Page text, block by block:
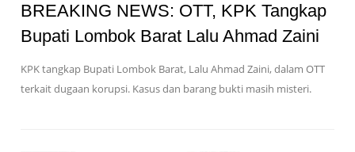
BREAKING NEWS: OTT, KPK Tangkap
Bupati Lombok Barat Lalu Ahmad Zaini
KPK tangkap Bupati Lombok Barat, Lalu Ahmad Zaini, dalam OTT
terkait dugaan korupsi. Kasus dan barang bukti masih misteri.